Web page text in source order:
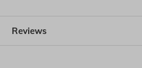
Reviews